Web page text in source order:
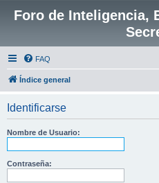
Foro de Inteligencia,
FAQ
Índice general
Identificarse
Nombre de Usuario:
Contraseña: